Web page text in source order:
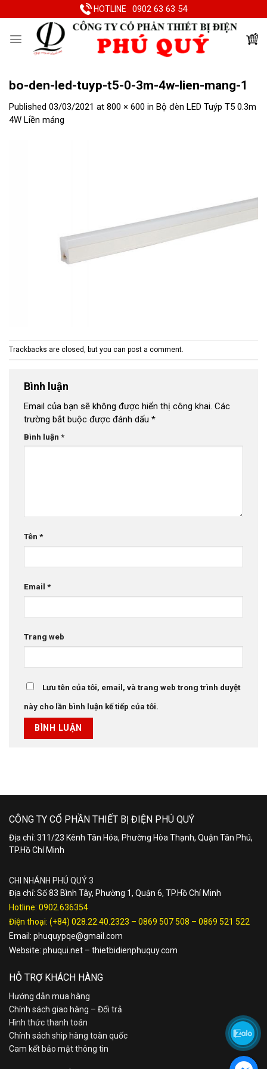
to
HOTLINE 0902 63 63 54
bo-den-led-tuyp-t5-0-3m-4w-lien-mang-1
Published 03/03/2021 at 800 × 600 in Bộ đèn LED Tuýp T5 0.3m
4W Liền máng
Trackbacks are closed, but you can post a comment.
Bình luận
Email của bạn sẽ không được hiển thị công khai. Các
trường bắt buộc được đánh dấu *
Bình luận *
Tên *
Email *
Trang web
Lưu tên của tôi, email, và trang web trong trình duyệt
này cho lần bình luận kế tiếp của tôi.
CÔNG TY CỔ PHẦN THIẾT BỊ ĐIỆN PHÚ QUÝ
Địa chỉ: 311/23 Kênh Tân Hóa, Phường Hòa Thạnh, Quận Tân Phú,
TP.Hồ Chí Minh
CHI NHÁNH PHÚ QUÝ 3
Địa chỉ: Số 83 Bình Tây, Phường 1, Quận 6, TP.Hồ Chí Minh
Hotline: 0902.636354
Điện thoại: (+84) 028.22.40.2323 – 0869 507 508 – 0869 521 522
Email: phuquypqe@gmail.com
Website: phuqui.net – thietbidienphuquy.com
HỖ TRỢ KHÁCH HÀNG
Hướng dẫn mua hàng
Chính sách giao hàng – Đổi trả
Hình thức thanh toán
Chính sách ship hàng toàn quốc
Cam kết bảo mật thông tin